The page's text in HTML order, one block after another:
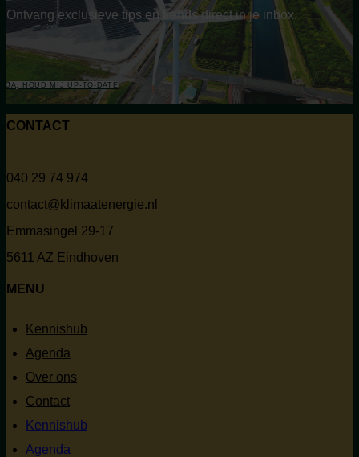
Ontvang exclusieve tips en trends direct in je inbox.
JA, HOUD MIJ UP-TO-DATE
CONTACT
040 29 74 974
contact@klimaatenergie.nl
Emmasingel 29-17
5611 AZ Eindhoven
MENU
Kennishub
Agenda
Over ons
Contact
Kennishub
Agenda